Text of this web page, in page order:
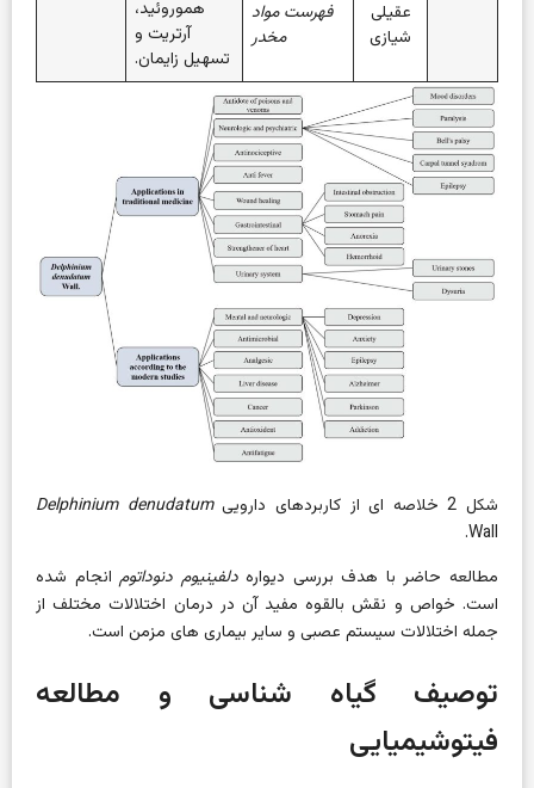
هموروئید،
آرتریت و
تسهیل زایمان.
عقیلی
شیازی
فهرست مواد
مخدر
شکل 2 خلاصه ای از کاربردهای داروییDelphinium denudatum
Wall.
مطالعه حاضر با هدف بررسی دیوارهدلفینیوم دنوداتومانجام شده
است. خواص و نقش بالقوه مفید آن در درمان اختلالات مختلف از
جمله اختلالات سیستم عصبی و سایر بیماری های مزمن است.
توصیف گیاه شناسی و مطالعه
فیتوشیمیایی